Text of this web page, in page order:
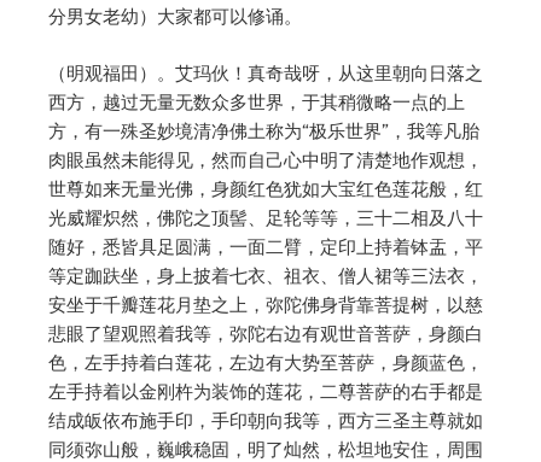
分男女老幼）大家都可以修诵。
（明观福田）。艾玛伙！真奇哉呀，从这里朝向日落之
西方，越过无量无数众多世界，于其稍微略一点的上
方，有一殊圣妙境清净佛土称为“极乐世界”，我等凡胎
肉眼虽然未能得见，然而自己心中明了清楚地作观想，
世尊如来无量光佛，身颜红色犹如大宝红色莲花般，红
光威耀炽然，佛陀之顶髻、足轮等等，三十二相及八十
随好，悉皆具足圆满，一面二臂，定印上持着钵盂，平
等定跏趺坐，身上披着七衣、祖衣、僧人裙等三法衣，
安坐于千瓣莲花月垫之上，弥陀佛身背靠菩提树，以慈
悲眼了望观照着我等，弥陀右边有观世音菩萨，身颜白
色，左手持着白莲花，左边有大势至菩萨，身颜蓝色，
左手持着以金刚杵为装饰的莲花，二尊菩萨的右手都是
结成皈依布施手印，手印朝向我等，西方三圣主尊就如
同须弥山般，巍峨稳固，明了灿然，松坦地安住，周围